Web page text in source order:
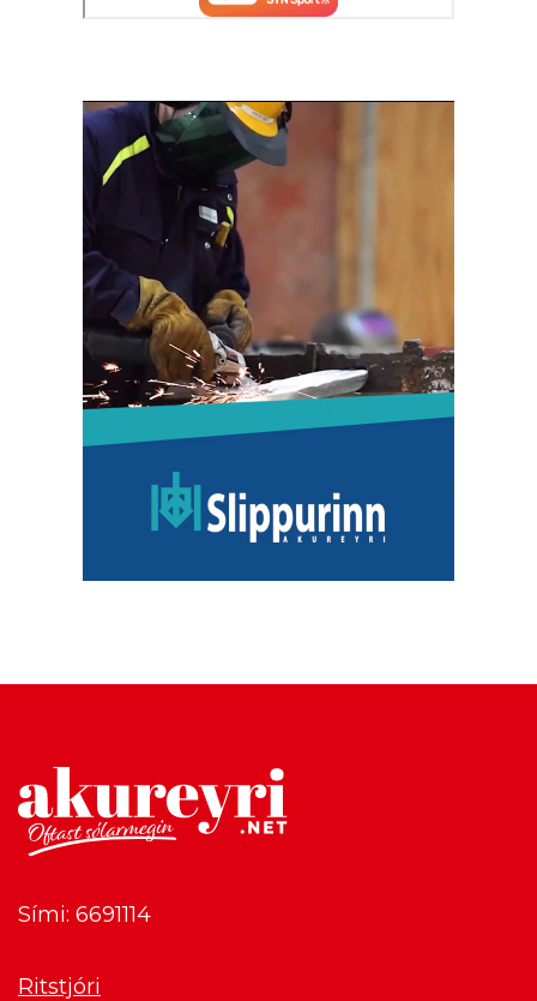
Sími: 6691114
Ritstjóri